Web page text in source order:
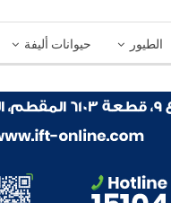
الطيور حيوانات أليفة